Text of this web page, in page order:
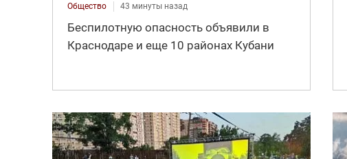
Общество 43 минуты назад
Беспилотную опасность объявили в
Краснодаре и еще 10 районах Кубани